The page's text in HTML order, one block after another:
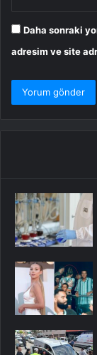
Daha sonraki
adresim ve site